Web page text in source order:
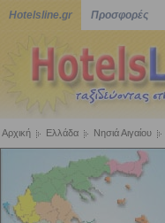
Hotelsline.gr Προσφορές
Αρχική Ελλάδα Νησιά Αιγαίου